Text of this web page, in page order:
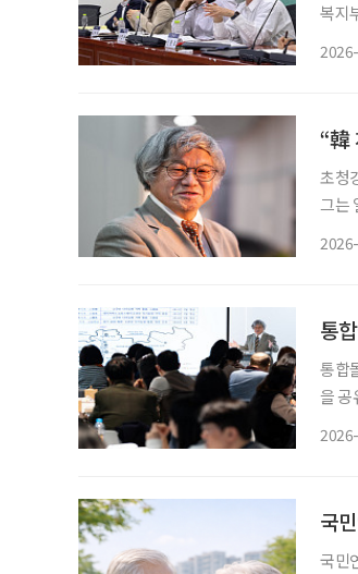
복지
“韓
초청
그는
통
통합
을 공
국
국민